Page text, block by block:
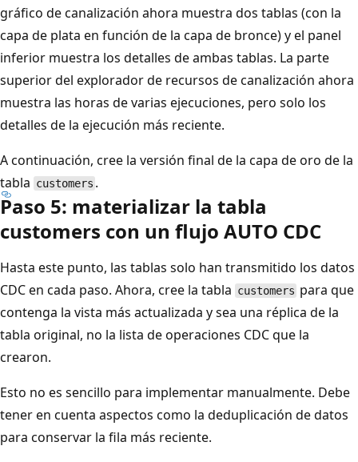
gráfico de canalización ahora muestra dos tablas (con la
capa de plata en función de la capa de bronce) y el panel
inferior muestra los detalles de ambas tablas. La parte
superior del explorador de recursos de canalización ahora
muestra las horas de varias ejecuciones, pero solo los
detalles de la ejecución más reciente.
A continuación, cree la versión final de la capa de oro de la
tabla customers .
Paso 5: materializar la tabla
customers con un flujo AUTO CDC
Hasta este punto, las tablas solo han transmitido los datos
CDC en cada paso. Ahora, cree la tabla customers para que
contenga la vista más actualizada y sea una réplica de la
tabla original, no la lista de operaciones CDC que la
crearon.
Esto no es sencillo para implementar manualmente. Debe
tener en cuenta aspectos como la deduplicación de datos
para conservar la fila más reciente.